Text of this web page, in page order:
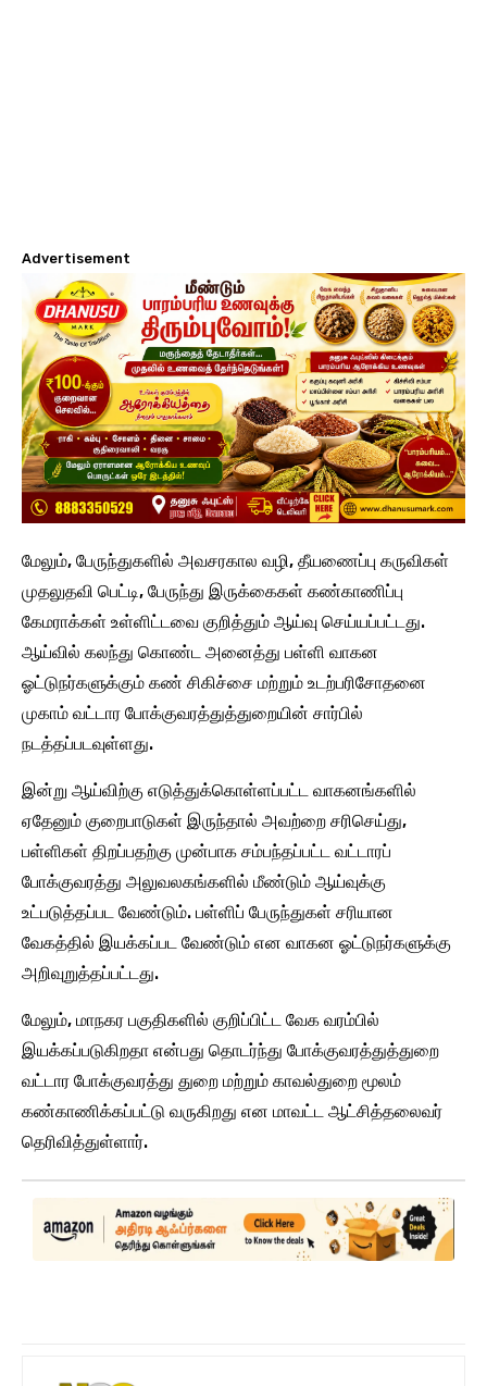
Advertisement
மேலும், பேருந்துகளில் அவசரகால வழி, தீயணைப்பு கருவிகள்
முதலுதவி பெட்டி, பேருந்து இருக்கைகள் கண்காணிப்பு
கேமராக்கள் உள்ளிட்டவை குறித்தும் ஆய்வு செய்யப்பட்டது.
ஆய்வில் கலந்து கொண்ட அனைத்து பள்ளி வாகன
ஓட்டுநர்களுக்கும் கண் சிகிச்சை மற்றும் உடற்பரிசோதனை
முகாம் வட்டார போக்குவரத்துத்துறையின் சார்பில்
நடத்தப்படவுள்ளது.
இன்று ஆய்விற்கு எடுத்துக்கொள்ளப்பட்ட வாகனங்களில்
ஏதேனும் குறைபாடுகள் இருந்தால் அவற்றை சரிசெய்து,
பள்ளிகள் திறப்பதற்கு முன்பாக சம்பந்தப்பட்ட வட்டாரப்
போக்குவரத்து அலுவலகங்களில் மீண்டும் ஆய்வுக்கு
உட்படுத்தப்பட வேண்டும். பள்ளிப் பேருந்துகள் சரியான
வேகத்தில் இயக்கப்பட வேண்டும் என வாகன ஓட்டுநர்களுக்கு
அறிவுறுத்தப்பட்டது.
மேலும், மாநகர பகுதிகளில் குறிப்பிட்ட வேக வரம்பில்
இயக்கப்படுகிறதா என்பது தொடர்ந்து போக்குவரத்துத்துறை
வட்டார போக்குவரத்து துறை மற்றும் காவல்துறை மூலம்
கண்காணிக்கப்பட்டு வருகிறது என மாவட்ட ஆட்சித்தலைவர்
தெரிவித்துள்ளார்.